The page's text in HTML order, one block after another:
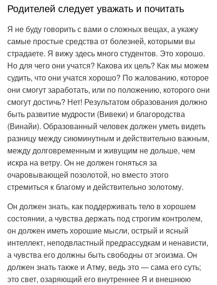
Родителей следует уважать и почитать
Я не буду говорить с вами о сложных вещах, а укажу
самые простые средства от болезней, которыми вы
страдаете. Я вижу здесь много студентов. Это хорошо.
Но для чего они учатся? Какова их цель? Как мы можем
судить, что они учатся хорошо? По жалованию, которое
они смогут заработать, или по положению, которого они
смогут достичь? Нет! Результатом образования должно
быть развитие мудрости (Вивеки) и благородства
(Винайи). Образованный человек должен уметь видеть
разницу между сиюминутным и действительно важным,
между долговременным и живущим не дольше, чем
искра на ветру. Он не должен гоняться за
очаровывающей позолотой, но вместо этого
стремиться к благому и действительно золотому.
Он должен знать, как поддерживать тело в хорошем
состоянии, а чувства держать под строгим контролем,
он должен иметь хорошие мысли, острый и ясный
интеллект, неподвластный предрассудкам и ненависти,
а чувства его должны быть свободны от эгоизма. Он
должен знать также и Атму, ведь это — сама его суть;
это свет, озаряющий его внутреннее Я и внешнюю